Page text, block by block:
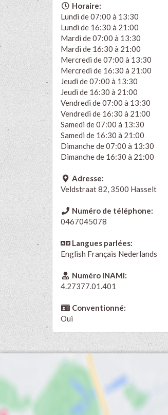
Horaire:
Lundi de 07:00 à 13:30
Lundi de 16:30 à 21:00
Mardi de 07:00 à 13:30
Mardi de 16:30 à 21:00
Mercredi de 07:00 à 13:30
Mercredi de 16:30 à 21:00
Jeudi de 07:00 à 13:30
Jeudi de 16:30 à 21:00
Vendredi de 07:00 à 13:30
Vendredi de 16:30 à 21:00
Samedi de 07:00 à 13:30
Samedi de 16:30 à 21:00
Dimanche de 07:00 à 13:30
Dimanche de 16:30 à 21:00
Adresse:
Veldstraat 82, 3500 Hasselt
Numéro de téléphone:
0467045078
Langues parlées:
English Français Nederlands
Numéro INAMI:
4.27377.01.401
Conventionné:
Oui